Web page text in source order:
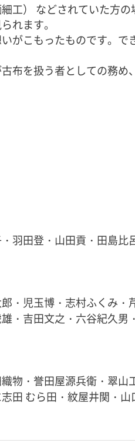
工） などされていた方
れます。
がこもったものです。で
布を扱う者としての務め
羽田登・山田貢・田島比
・児玉博・志村ふくみ・
・吉田文之・六谷紀久男
物・誉田屋源兵衛・翠山
田 むら田・紋屋井関・